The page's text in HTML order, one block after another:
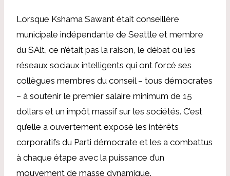
Lorsque Kshama Sawant était conseillère
municipale indépendante de Seattle et membre
du SAlt, ce n’était pas la raison, le débat ou les
réseaux sociaux intelligents qui ont forcé ses
collègues membres du conseil – tous démocrates
– à soutenir le premier salaire minimum de 15
dollars et un impôt massif sur les sociétés. C’est
qu’elle a ouvertement exposé les intérêts
corporatifs du Parti démocrate et les a combattus
à chaque étape avec la puissance d’un
mouvement de masse dynamique.